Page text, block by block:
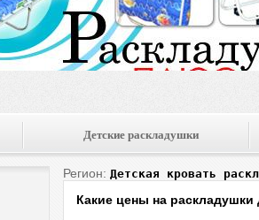
Детские раскладушки
Регион: Детская кровать
Какие цены на